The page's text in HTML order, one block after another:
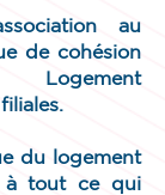
au
de cohésion
Logement
du logement
à tout ce qui